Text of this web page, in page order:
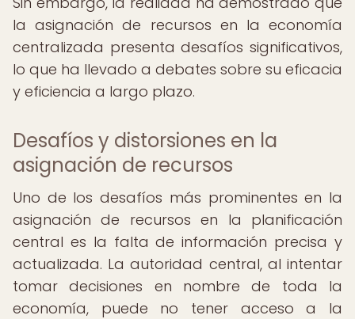
la asignación de recursos en la economía
centralizada presenta desafíos significativos,
lo que ha llevado a debates sobre su eficacia
y eficiencia a largo plazo.
Desafíos y distorsiones en la
asignación de recursos
Uno de los desafíos más prominentes en la
asignación de recursos en la planificación
central es la falta de información precisa y
actualizada. La autoridad central, al intentar
tomar decisiones en nombre de toda la
economía, puede no tener acceso a la